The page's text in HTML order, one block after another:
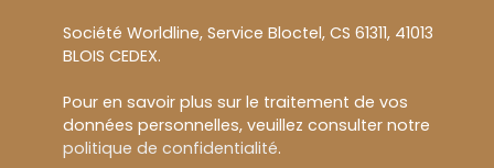
Société Worldline, Service Bloctel, CS 61311, 41013
BLOIS CEDEX.
Pour en savoir plus sur le traitement de vos
données personnelles, veuillez consulter notre
politique de confidentialité.